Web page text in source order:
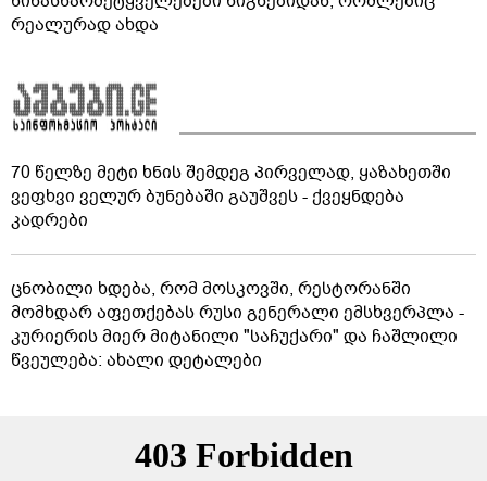
რეალურად ახდა
70 წელზე მეტი ხნის შემდეგ პირველად, ყაზახეთში
ვეფხვი ველურ ბუნებაში გაუშვეს - ქვეყნდება
კადრები
ცნობილი ხდება, რომ მოსკოვში, რესტორანში
მომხდარ აფეთქებას რუსი გენერალი ემსხვერპლა -
კურიერის მიერ მიტანილი "საჩუქარი" და ჩაშლილი
წვეულება: ახალი დეტალები